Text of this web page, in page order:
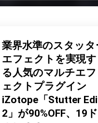
業界水準のスタッタ
エフェクトを実現す
る人気のマルチエフ
ェクトプラグイン
iZotope「Stutter
2」が90%OFF、19ド